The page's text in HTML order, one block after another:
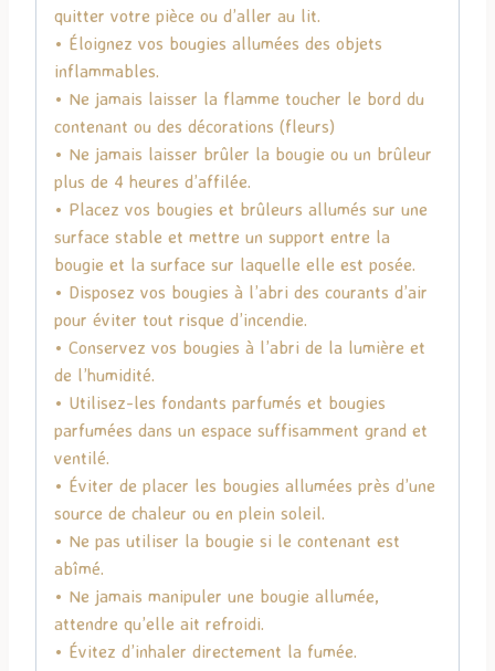
quitter votre pièce ou d’aller au lit.
• Éloignez vos bougies allumées des objets
inflammables.
• Ne jamais laisser la flamme toucher le bord du
contenant ou des décorations (fleurs)
• Ne jamais laisser brûler la bougie ou un brûleur
plus de 4 heures d’affilée.
• Placez vos bougies et brûleurs allumés sur une
surface stable et mettre un support entre la
bougie et la surface sur laquelle elle est posée.
• Disposez vos bougies à l’abri des courants d’air
pour éviter tout risque d’incendie.
• Conservez vos bougies à l’abri de la lumière et
de l’humidité.
• Utilisez-les fondants parfumés et bougies
parfumées dans un espace suffisamment grand et
ventilé.
• Éviter de placer les bougies allumées près d’une
source de chaleur ou en plein soleil.
• Ne pas utiliser la bougie si le contenant est
abîmé.
• Ne jamais manipuler une bougie allumée,
attendre qu’elle ait refroidi.
• Évitez d’inhaler directement la fumée.